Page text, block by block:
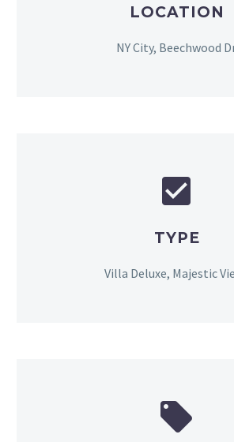
LOCATION
NY City, Beechwood


TYPE
Villa Deluxe, Majestic

